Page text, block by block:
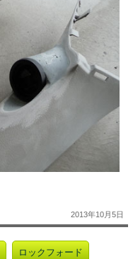
2013年10月5日
ロックフォード